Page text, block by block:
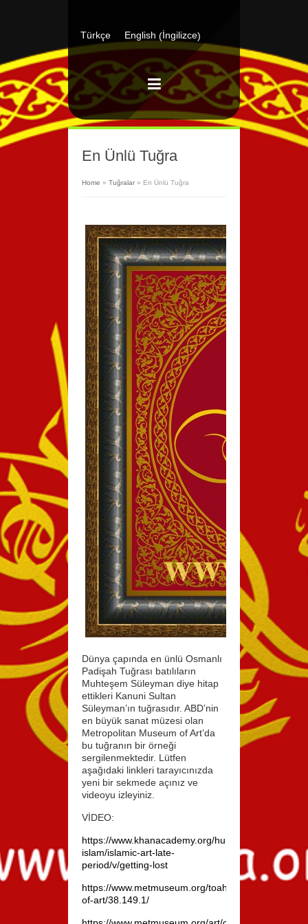
Türkçe English (İngilizce)
En Ünlü Tuğra
Home » Tuğralar » En Ünlü Tuğra
10-Tugra-
Dünya çapında en ünlü Osmanlı
Padişah Tuğrası batılıların
Muhteşem Süleyman diye hitap
ettikleri Kanuni Sultan
Süleyman’ın tuğrasıdır. ABD’nin
en büyük sanat müzesi olan
Metropolitan Museum of Art’da
bu tuğranın bir örneği
sergilenmektedir. Lütfen
aşağıdaki linkleri tarayıcınızda
yeni bir sekmede açınız ve
videoyu izleyiniz.
VİDEO:
https://www.khanacademy.org/humanities/art-
islam/islamic-art-late-
period/v/getting-lost
https://www.metmuseum.org/toah/works-
of-art/38.149.1/